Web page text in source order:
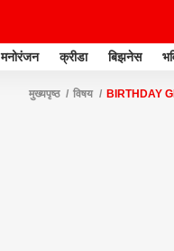
मनोरंजन क्रीडा बिझनेस
मुख्यपृष्ठ विषय BIRTHDAY